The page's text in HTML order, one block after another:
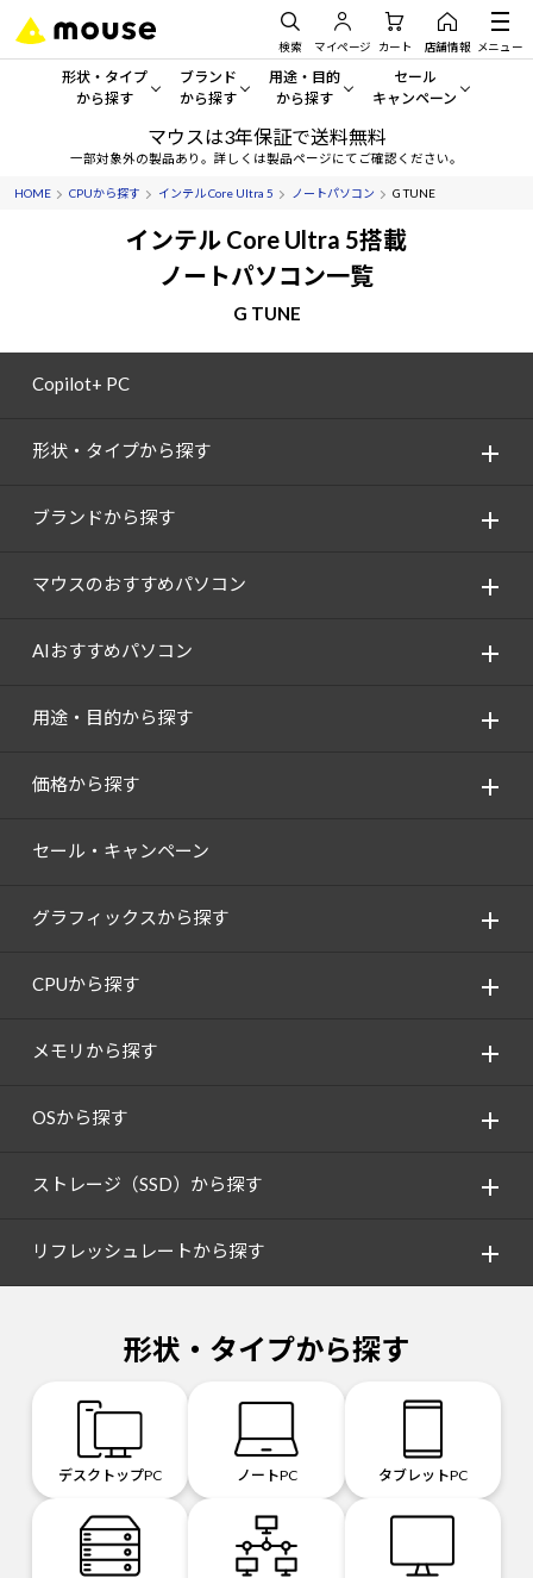
検索 マイページ カート 店舗情報 メニュー
形状・タイプ
から探す
形状・タイプから探す をすべてみる
デスクトップPC
サーバー
ブランド
から探す
mouse
G TUNE
用途・目的
から探す
一般向けパソコン
ゲーミングPC・ゲーム向けパソコン
クリエイティブ向け
ビジネス向けパソコン
セール
キャンペーン
セール・キャンペー
期間限定セール
マウスは3年保証で送料無料
一部対象外の製品あり。詳しくは製品ページにてご確認ください。
HOME CPUから探す インテル Core Ultra 5 ノートパソコン G TUNE
インテル Core Ultra 5搭載
ノートパソコン一覧
G TUNE
Copilot+ PC
形状・タイプから探す
ブランドから探す
マウスのおすすめパソコン
AIおすすめパソコン
用途・目的から探す
価格から探す
セール・キャンペーン
グラフィックスから探す
CPUから探す
メモリから探す
OSから探す
ストレージ（SSD）から探す
リフレッシュレートから探す
形状・タイプから探す
デスクトップPC ノートPC タブレットPC